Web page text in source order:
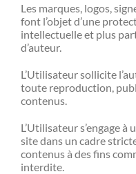
Les marques, logos,
font l’objet d’une
intellectuelle et plus
d’auteur.
L’Utilisateur sollicite
toute reproduction,
contenus.
L’Utilisateur s’engage
site dans un cadre
contenus à des fins
interdite.